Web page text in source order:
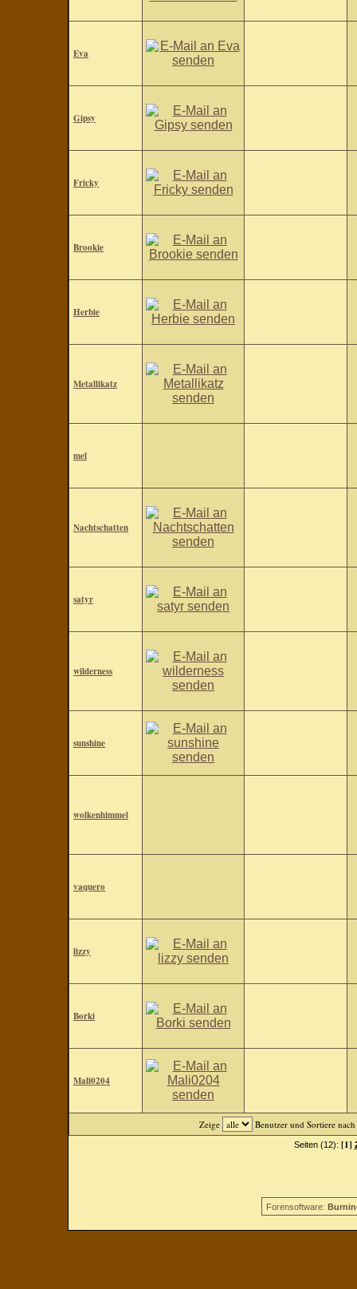
Eva
Gipsy
Fricky
Brookie
Herbie
Metallikatz
mel
Nachtschatten
satyr
wilderness
sunshine
wolkenhimmel
vaquero
lizzy
Borki
Mali0204
Zeige Benutzer und Sortiere nach
Seiten (12): [1]
Forensoftware: